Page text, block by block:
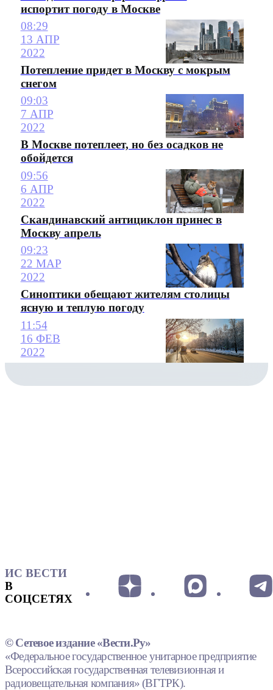
испортит погоду в Москве
08:29
13 АПР
2022
Потепление придет в Москву с мокрым
снегом
09:03
7 АПР
2022
В Москве потеплеет, но без осадков не
обойдется
09:56
6 АПР
2022
Скандинавский антициклон принес в
Москву апрель
09:23
22 МАР
2022
Синоптики обещают жителям столицы
ясную и теплую погоду
11:54
16 ФЕВ
2022
ИС ВЕСТИ
В
СОЦСЕТЯХ
© Сетевое издание «Вести.Ру»
«Федеральное государственное унитарное предприятие
Всероссийская государственная телевизионная и
радиовещательная компания» (ВГТРК).